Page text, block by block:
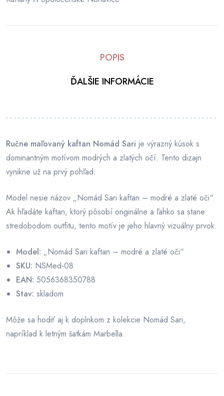
POPIS
ĎALŠIE INFORMÁCIE
Ručne maľovaný kaftan Nomád Sari je výrazný kúsok s
dominantným motívom modrých a zlatých očí. Tento dizajn
vynikne už na prvý pohľad.
Model nesie názov „Nomád Sari kaftan – modré a zlaté oči“.
Ak hľadáte kaftan, ktorý pôsobí originálne a ľahko sa stane
stredobodom outfitu, tento motív je jeho hlavný vizuálny prvok.
Model: „Nomád Sari kaftan – modré a zlaté oči“
SKU: NSMed-08
EAN: 5056368350788
Stav: skladom
Môže sa hodiť aj k doplnkom z kolekcie Nomád Sari,
napríklad k letným šatkám Marbella.